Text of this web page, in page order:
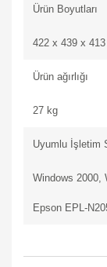
Ürün Boyutları
422 x 439 x
Ürün ağırlığı
27 kg
Uyumlu İşletim
Windows 2000,
Epson EPL-